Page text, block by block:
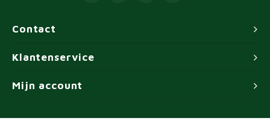
Contact
Klantenservice
Mijn account